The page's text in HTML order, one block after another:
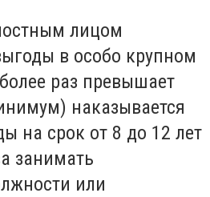
лицом
в особо крупном
раз превышает
наказывается
на срок от 8 до 12 лет
занимать
или